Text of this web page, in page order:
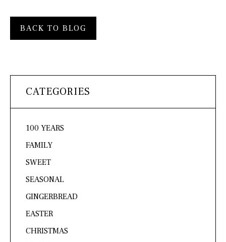
BACK TO BLOG
CATEGORIES
100 YEARS
FAMILY
SWEET
SEASONAL
GINGERBREAD
EASTER
CHRISTMAS